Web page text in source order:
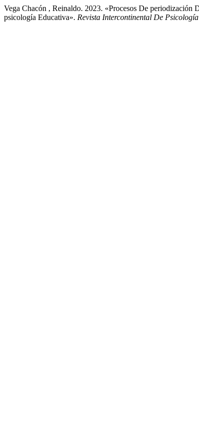
Vega Chacón , Reinaldo. 2023. «Procesos De
psicología Educativa». Revista Intercontinental De